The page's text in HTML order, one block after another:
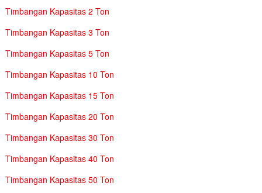
Timbangan Kapasitas 2 Ton
Timbangan Kapasitas 3 Ton
Timbangan Kapasitas 5 Ton
Timbangan Kapasitas 10 Ton
Timbangan Kapasitas 15 Ton
Timbangan Kapasitas 20 Ton
Timbangan Kapasitas 30 Ton
Timbangan Kapasitas 40 Ton
Timbangan Kapasitas 50 Ton